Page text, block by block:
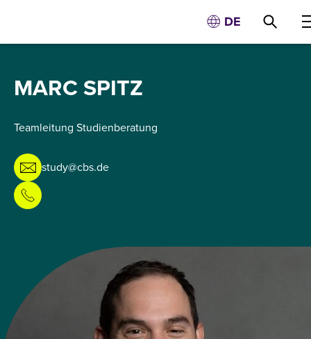
DE
MARC SPITZ
Teamleitung Studienberatung
study@cbs.de